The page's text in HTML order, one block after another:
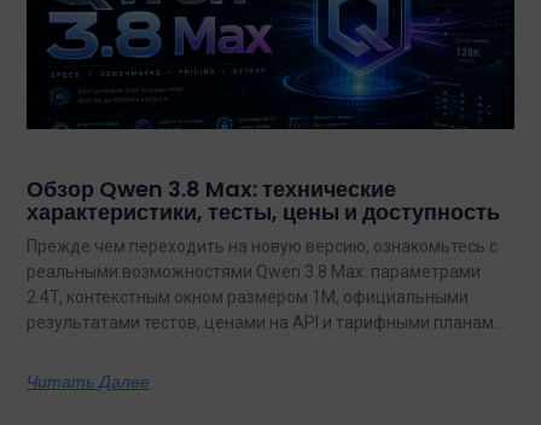
Обзор Qwen 3.8 Max: технические
характеристики, тесты, цены и доступность
Прежде чем переходить на новую версию, ознакомьтесь с
реальными возможностями Qwen 3.8 Max: параметрами
2.4T, контекстным окном размером 1M, официальными
результатами тестов, ценами на API и тарифными планами
Читать Далее